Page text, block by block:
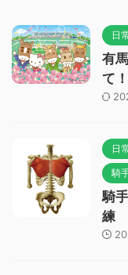
日
有
て
日
騎
騎
練